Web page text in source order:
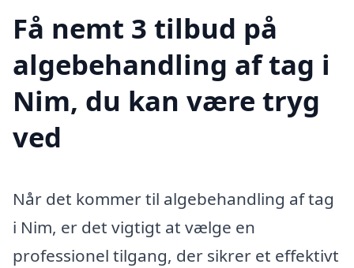
Få nemt 3 tilbud på
algebehandling af tag i
Nim, du kan være tryg
ved
Når det kommer til algebehandling af tag
i Nim, er det vigtigt at vælge en
professionel tilgang, der sikrer et effektivt